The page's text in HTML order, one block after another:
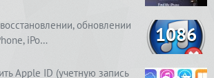
обновлении
iPo…
1086
Apple ID (учетную запись